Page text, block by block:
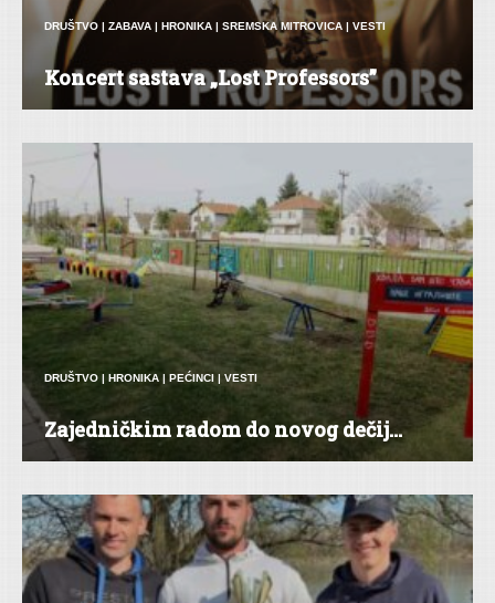
DRUŠTVO ZABAVA HRONIKA SREMSKA MITROVICA VESTI
Koncert sastava „Lost Professors”
DRUŠTVO | HRONIKA | PEĆINCI | VESTI
Zajedničkim radom do novog dečij...